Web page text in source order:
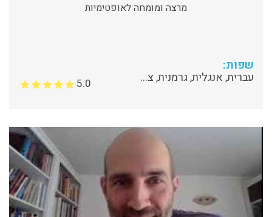
מרצה ומומחה לאופטימיות
שפות:
עברית, אנגלית, גרמנית, צרפתית 5.0